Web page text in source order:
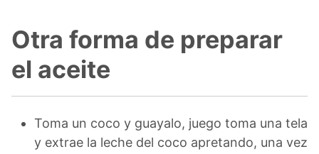
Otra forma de preparar
el aceite
Toma un coco y guayalo, juego toma una tela
y extrae la leche del coco apretando, una vez